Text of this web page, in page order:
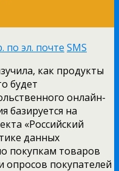
по эл. почте SMS
как продукты
будет
онлайн-
базируется на
«Российский
данных
покупкам товаров
опросов покупателей